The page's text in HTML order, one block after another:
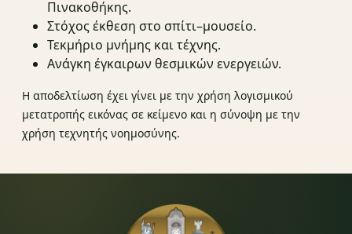
Πινακοθήκης.
Στόχος έκθεση στο σπίτι–μουσείο.
Τεκμήριο μνήμης και τέχνης.
Ανάγκη έγκαιρων θεσμικών ενεργειών.
Η αποδελτίωση έχει γίνει με την χρήση λογισμικού
μετατροπής εικόνας σε κείμενο και η σύνοψη με την
χρήση τεχνητής νοημοσύνης.